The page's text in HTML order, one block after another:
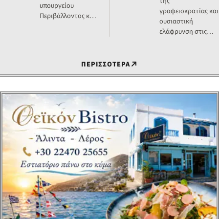
υπουργείου
Περιβάλλοντος και
γραφειοκρατίας και
ουσιαστική
ελάφρυνση στις
Δημόσιο φέρνει η
ΠΕΡΙΣΣΟΤΕΡΑ